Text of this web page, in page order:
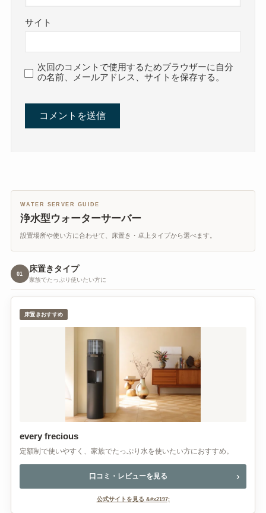
サイト
次回のコメントで使用するためブラウザーに自分
の名前、メールアドレス、サイトを保存する。
WATER SERVER GUIDE
浄水型ウォーターサーバー
設置場所や使い方に合わせて、床置き・卓上タイプから選べます。
01
床置きタイプ
家族でたっぷり使いたい方に
床置きおすすめ
every frecious
定額制で使いやすく、家族でたっぷり水を使いたい方におすすめ。
口コミ・レビューを見る
公式サイトを見る